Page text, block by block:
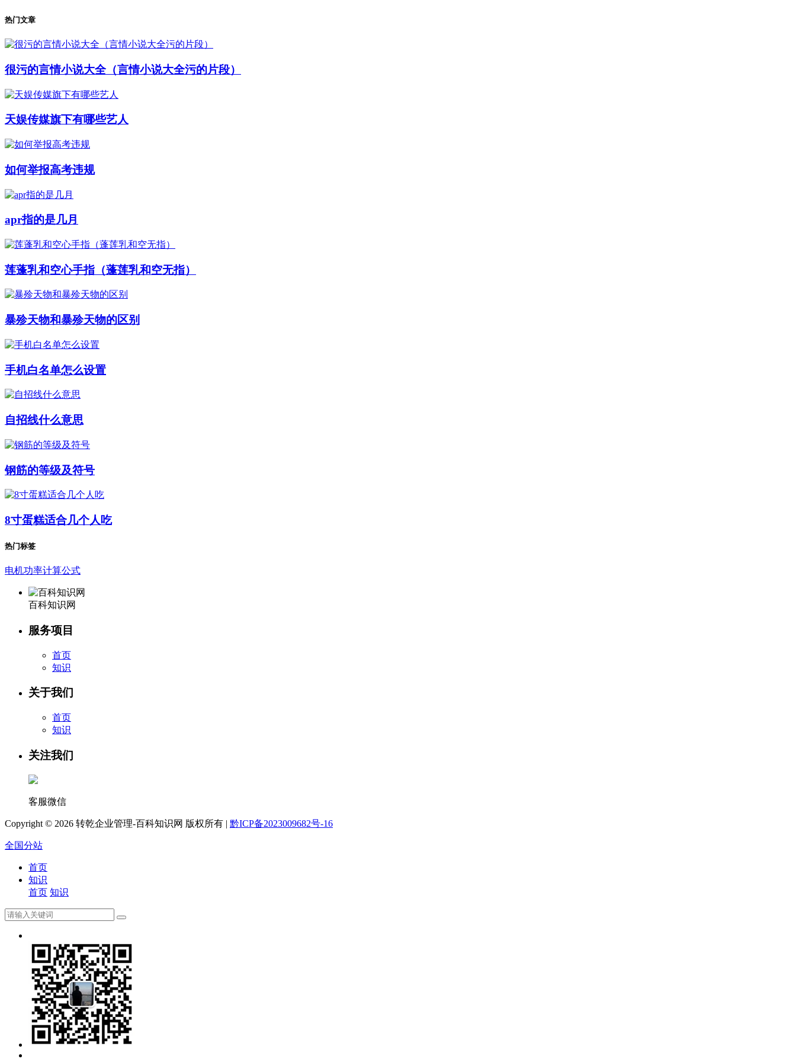
热门文章
很污的言情小说大全（言情小说大全污的片段）
天娱传媒旗下有哪些艺人
如何举报高考违规
apr指的是几月
莲蓬乳和空心手指（蓬莲乳和空无指）
暴殄天物和暴殄天物的区别
手机白名单怎么设置
自招线什么意思
钢筋的等级及符号
8寸蛋糕适合几个人吃
热门标签
电机功率计算公式
百科知识网
服务项目
首页
知识
关于我们
首页
知识
关注我们
客服微信
Copyright © 2026 转乾企业管理-百科知识网 版权所有 | 黔ICP备2023009682号-16
全国分站
首页
知识
首页 知识